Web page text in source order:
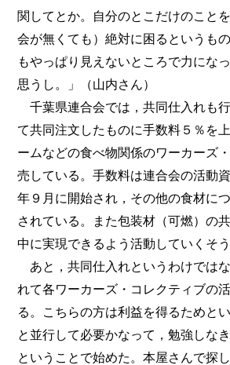
関してとか。自分のとこだけのこと
会が無くても）絶対に困るというも
もやっぱり見えないところで力にな
思うし。」（山内さん）
千葉県連合会では，共同仕入れも
て共同注文したものに手数料５％を
ームなどの食べ物関係のワーカーズ
売している。手数料は連合会の活動
年９月に開始され，その他の食材に
されている。また包装材（可燃）の
中に実現できるよう活動していくそう
あと，共同仕入れというわけでは
れて各ワーカーズ・コレクティブの
る。こちらの方は利益を得るためと
と並行して必要かなって，勉強しな
ということで始めた。本屋さんで探